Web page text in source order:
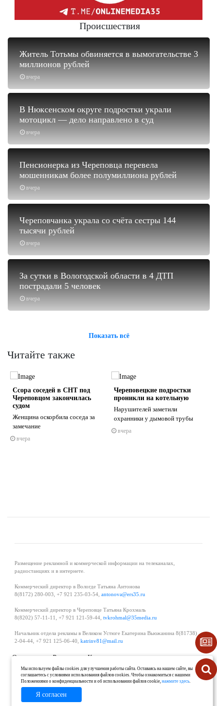
Происшествия
вчера
Житель Тотьмы обвиняется в вымогательстве 3
миллионов рублей
вчера
В Нюксенском округе подростки украли
мотоцикл — дело направлено в суд
вчера
Пенсионерка из Череповца перевела
мошенникам более полумиллиона рублей
вчера
Череповчанка украла со счёта сестры 144
тысячи рублей
вчера
За сутки в Вологодской области в 4 ДТП
пострадали 5 человек
Показать всё
Читайте также
Ссора соседей в СНТ под
Череповцом закончилась
судом
Женщина оскорбила соседа за
замечание
вчера
Череповецкие подростки
проникли на котельную
Нарушителей заметили
охранники у дымовой трубы
вчера
Размещение рекламной и коммерческой информации на телеканалах,
радиостанциях и в интернете.
Коммерческий директор в Вологде Татьяна Антонова
8(8172) 280-003, +7 921 235-03-54, antonova@ers35.ru
Коммерческий директор в Череповце Татьяна Крохмаль
8(8202) 57-11-11, +7 921 121-59-44, tvkrohmal@35media.ru
Начальник отдела рекламы в Великом Устюге Екатерина Вьюжанина 8(81738)
2-04-44, +7 921 125-06-40, katrinv81@mail.ru
О проекте Реклама
Контакты
Политика в области обработки и защиты персональных данных
Мы используем файлы cookies для улучшения работы сайта. Оставаясь на нашем сайте, вы
соглашаетесь с условиями использования файлов cookies. Чтобы ознакомиться с нашими
Положениями о конфиденциальности и об использовании файлов cookie,нажмите здесь.
Я согласен